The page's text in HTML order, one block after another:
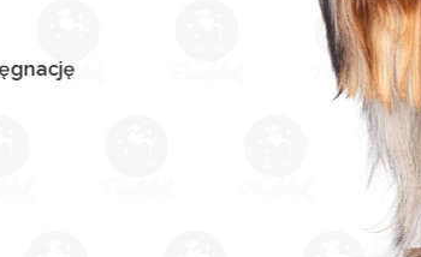
Pielęgnacja to zdrowie
Dbając o wygląd swojego PSIjaciela,
równocześnie troszczysz się o jego zdrowie.